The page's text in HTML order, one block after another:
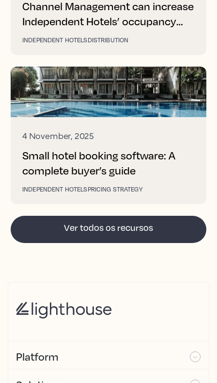
Channel Management can increase
Independent Hotels’ occupancy
and revenue
INDEPENDENT HOTELSDISTRIBUTION
4 November, 2025
Small hotel booking software: A
complete buyer’s guide
INDEPENDENT HOTELSPRICING STRATEGY
Ver todos os recursos
Platform